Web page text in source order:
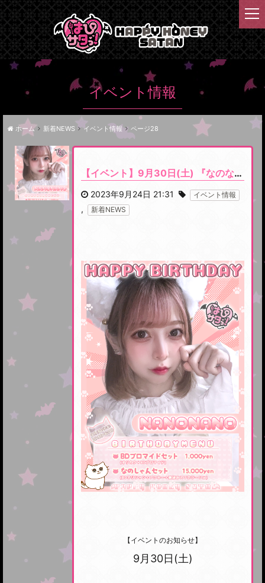
イベント情報
ホーム 新着NEWS イベント情報 ページ28
【イベント】9月30日(土) 『なのなのバースデーイベント』開催です
2023年9月24日 21:31 イベント情報
, 新着NEWS
【イベントのお知らせ】
9月30日(土)
t
o
e
n
v
a
n